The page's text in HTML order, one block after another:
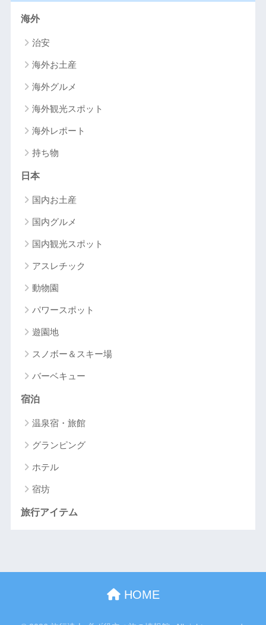
海外
治安
海外お土産
海外グルメ
海外観光スポット
海外レポート
持ち物
日本
国内お土産
国内グルメ
国内観光スポット
アスレチック
動物園
パワースポット
遊園地
スノボー＆スキー場
バーベキュー
宿泊
温泉宿・旅館
グランピング
ホテル
宿坊
旅行アイテム
HOME